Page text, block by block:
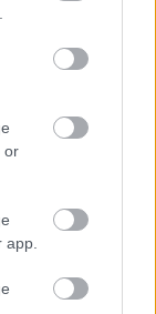
or
(2,5-
perioda.
muhe i
plodove
kako